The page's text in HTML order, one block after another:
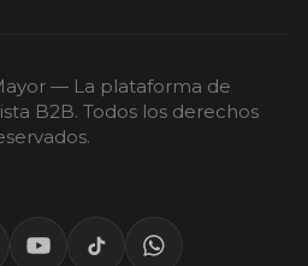
— La plataforma de
B2B. Todos los derechos